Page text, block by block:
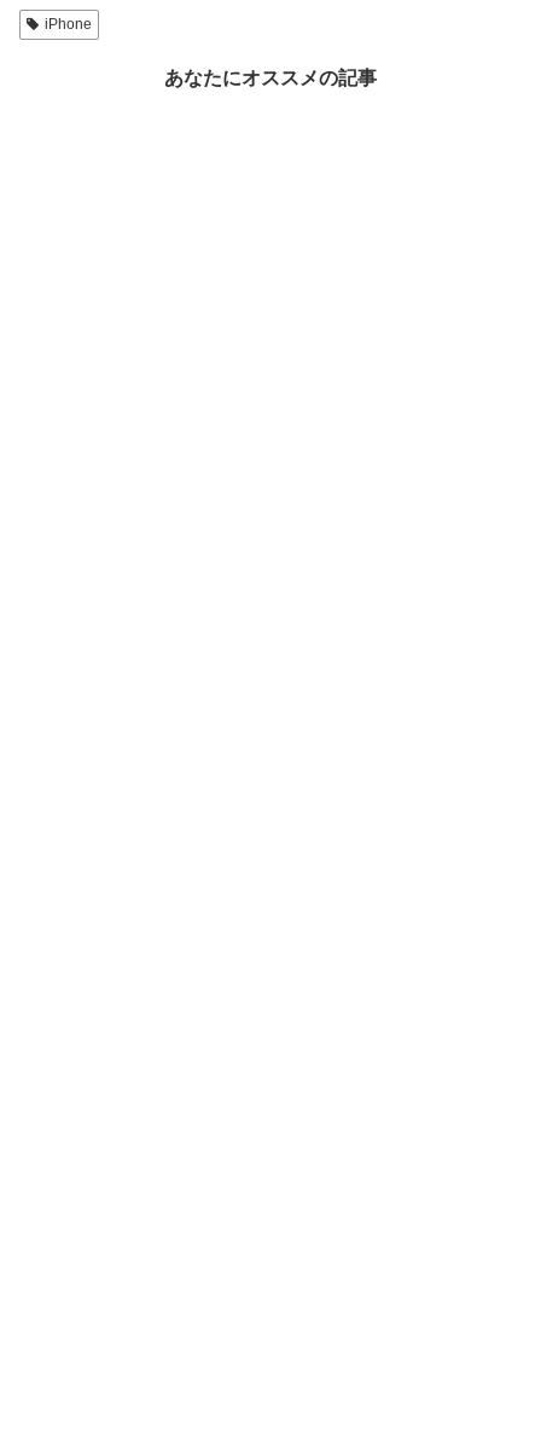
iPhone
あなたにオススメの記事